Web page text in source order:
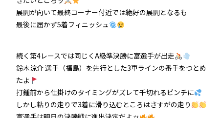
展開が向いて最終コーナー付近では絶好の展開となるも
最後に届かず5着フィニッシュ
続く第4レースでは同じくA級準決勝に富選手が出走
鈴木涼介 選手（福島）を先行とした3車ラインの番手をつとめ
たよ
打鍾前から仕掛けのタイミングがズレて千切れるピンチに
しかし粘りの走りで3着に滑り込むところはさすがの走り